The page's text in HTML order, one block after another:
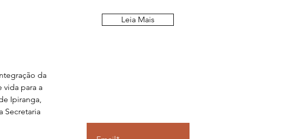
da
vida para a
Ipiranga,
Secretaria
Leia Mais